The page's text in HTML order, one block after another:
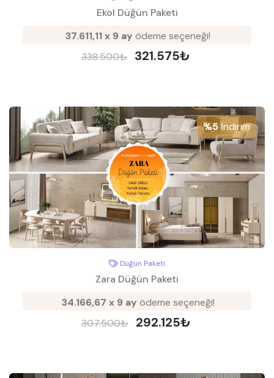
Ekol Düğün Paketi
37.611,11 x 9 ay ödeme seçeneği!
338.500₺
321.575₺
%5İndirim
Düğün Paketi
Zara Düğün Paketi
34.166,67 x 9 ay ödeme seçeneği!
307.500₺
292.125₺